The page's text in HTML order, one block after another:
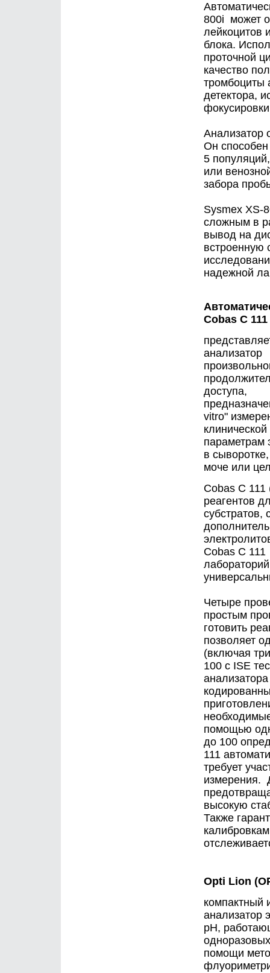
800i может
лейкоцитов
блока.
проточной
качество
тромбоциты
детектора,
Анализатор
Он
5
или
забора
Sysmex XS-
сложным в
вывод на
встроенную
надежной
Cobas C
анализатор
доступа,
vitro"
параметрам
в
моче или
Cobas C
реагентов
субстратов,
Cobas C
Четыре
простым
готовить
позволяет
(включая
100 с ISE
помощью
до 100
111
требует
измерения.
высокую
Также
Opti Lion
компактный
анализатор
pH,
помощи